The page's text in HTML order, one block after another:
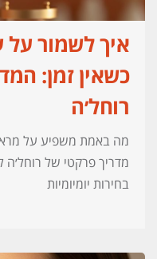
איך לשמור על
כשאין זמן:
רוחל׳ה
מה באמת משפיע על
מדריך פרקטי של
בחירות יומיומיות